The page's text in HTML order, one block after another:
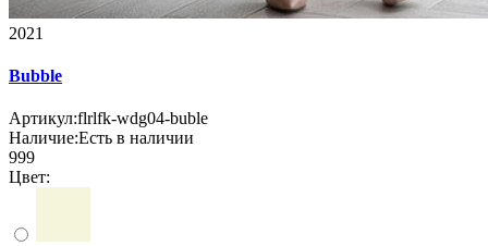
2021
Bubble
Артикул:flrlfk-wdg04-buble
Наличие:Есть в наличии
999
Цвет: